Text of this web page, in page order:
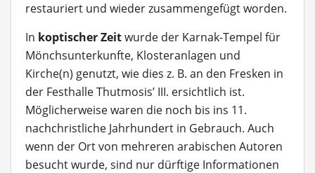
restauriert und wieder zusammengefügt worden.
In koptischer Zeitwurde der Karnak-Tempel für
Mönchsunterkunfte, Klosteranlagen und
Kirche(n) genutzt, wie dies z. B. an den Fresken in
der Festhalle Thutmosis’ III. ersichtlich ist.
Möglicherweise waren die noch bis ins 11.
nachchristliche Jahrhundert in Gebrauch. Auch
wenn der Ort von mehreren arabischen Autoren
besucht wurde, sind nur dürftige Informationen